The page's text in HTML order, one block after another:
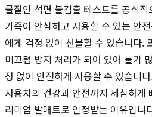
물질인 석면 불검출 테스트를 공식
가족이 안심하고 사용할 수 있는 안
에게 걱정 없이 선물할 수 있습니다.
미끄럼 방지 처리가 되어 있어 물기
정 없이 안전하게 사용할 수 있습니
사용자의 건강과 안전까지 세심하게
리미엄 발매트로 인정받는 이유입니